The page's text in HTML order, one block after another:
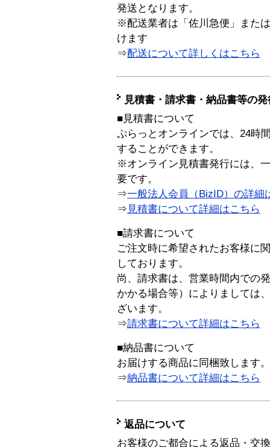
発送となります。
※配送業者は「佐川急便」また
けます
⇒配送について詳しくはこちら
見積書・請求書・納品書等の
■見積書について
ぷらっとオンラインでは、24時
することができます。
※オンライン見積書発行には、
要です。
⇒一般法人会員（BizID）の詳細
⇒ 見積書について詳細はこちら
■請求書について
ご注文時に希望されたお客様に
しております。
尚、請求書は、営業時間内での
かかる場合等）によりましては
ざいます。
⇒請求書について詳細はこちら
■納品書について
お届けする商品に同梱致します。
⇒納品書について詳細はこちら
返品について
お客様のご都合による返品・交